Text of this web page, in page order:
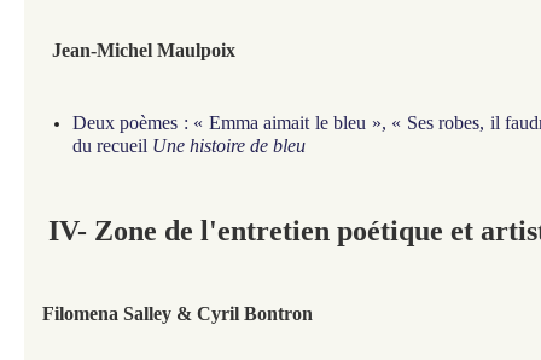
Jean-Michel Maulpoix
Deux poèmes : « Emma aimait le bleu », « Ses robes, il
du recueil Une histoire de bleu
IV- Zone de l'entretien poétique et
Filomena Salley & Cyril Bontron